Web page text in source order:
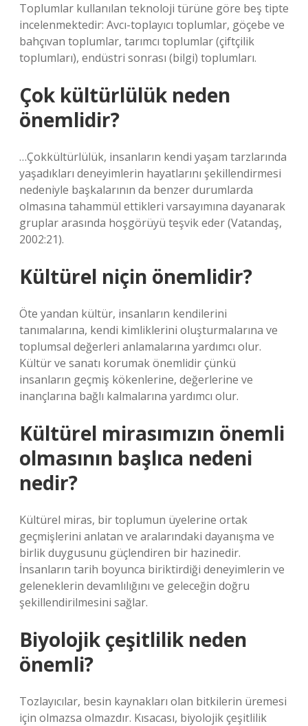
Toplumlar kullanılan teknoloji türüne göre beş tipte
incelenmektedir: Avcı-toplayıcı toplumlar, göçebe ve
bahçıvan toplumlar, tarımcı toplumlar (çiftçilik
toplumları), endüstri sonrası (bilgi) toplumları.
Çok kültürlülük neden
önemlidir?
…Çokkültürlülük, insanların kendi yaşam tarzlarında
yaşadıkları deneyimlerin hayatlarını şekillendirmesi
nedeniyle başkalarının da benzer durumlarda
olmasına tahammül ettikleri varsayımına dayanarak
gruplar arasında hoşgörüyü teşvik eder (Vatandaş,
2002:21).
Kültürel niçin önemlidir?
Öte yandan kültür, insanların kendilerini
tanımalarına, kendi kimliklerini oluşturmalarına ve
toplumsal değerleri anlamalarına yardımcı olur.
Kültür ve sanatı korumak önemlidir çünkü
insanların geçmiş kökenlerine, değerlerine ve
inançlarına bağlı kalmalarına yardımcı olur.
Kültürel mirasımızın önemli
olmasının başlıca nedeni
nedir?
Kültürel miras, bir toplumun üyelerine ortak
geçmişlerini anlatan ve aralarındaki dayanışma ve
birlik duygusunu güçlendiren bir hazinedir.
İnsanların tarih boyunca biriktirdiği deneyimlerin ve
geleneklerin devamlılığını ve geleceğin doğru
şekillendirilmesini sağlar.
Biyolojik çeşitlilik neden
önemli?
Tozlayıcılar, besin kaynakları olan bitkilerin üremesi
için olmazsa olmazdır. Kısacası, biyolojik çeşitlilik